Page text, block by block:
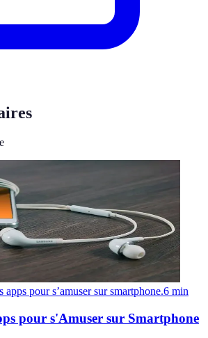
apps pour s’amuser sur smartphone.6 min
pour s'Amuser sur Smartphone